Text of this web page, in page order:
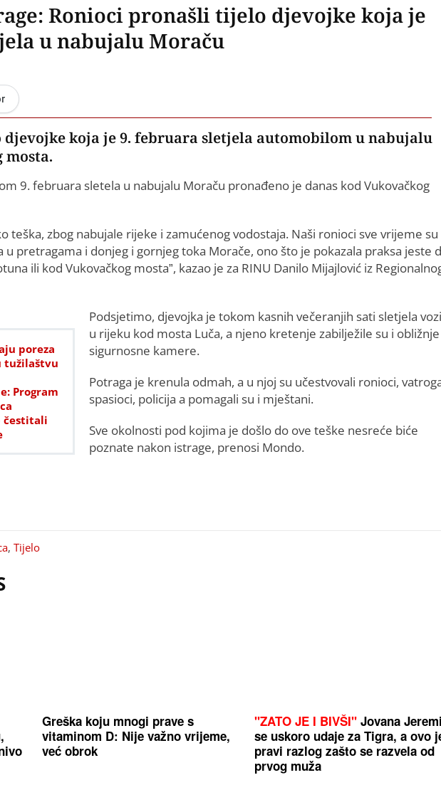
Ronioci pronašli tijelo djevojke koja je
u nabujalu Moraču
koja je 9. februara sletjela automobilom u nabujalu
mosta.
9. februara sletela u nabujalu Moraču pronađeno je danas kod Vukovačkog
teška, zbog nabujale rijeke i zamućenog vodostaja. Naši ronioci sve vrijeme
pretragama i donjeg i gornjeg toka Morače, ono što je pokazala praksa jeste
ili kod Vukovačkog mosta”, kazao je za RINU Danilo Mijajlović iz
poreza
tužilaštvu
Program
čestitali
Podsjetimo, djevojka je tokom kasnih večeranjih sati sletjela
u rijeku kod mosta Luča, a njeno kretenje zabilježile su i obližnje
sigurnosne kamere.
Potraga je krenula odmah, a u njoj su učestvovali ronioci,
spasioci, policija a pomagali su i mještani.
Sve okolnosti pod kojima je došlo do ove teške nesreće biće
poznate nakon istrage, prenosi Mondo.
, Tijelo
Greška koju mnogi prave s
vitaminom D: Nije važno vrijeme,
već obrok
"ZATO JE I BIVŠI" Jovana
se uskoro udaje za Tigra, a ovo
pravi razlog zašto se razvela od
prvog muža